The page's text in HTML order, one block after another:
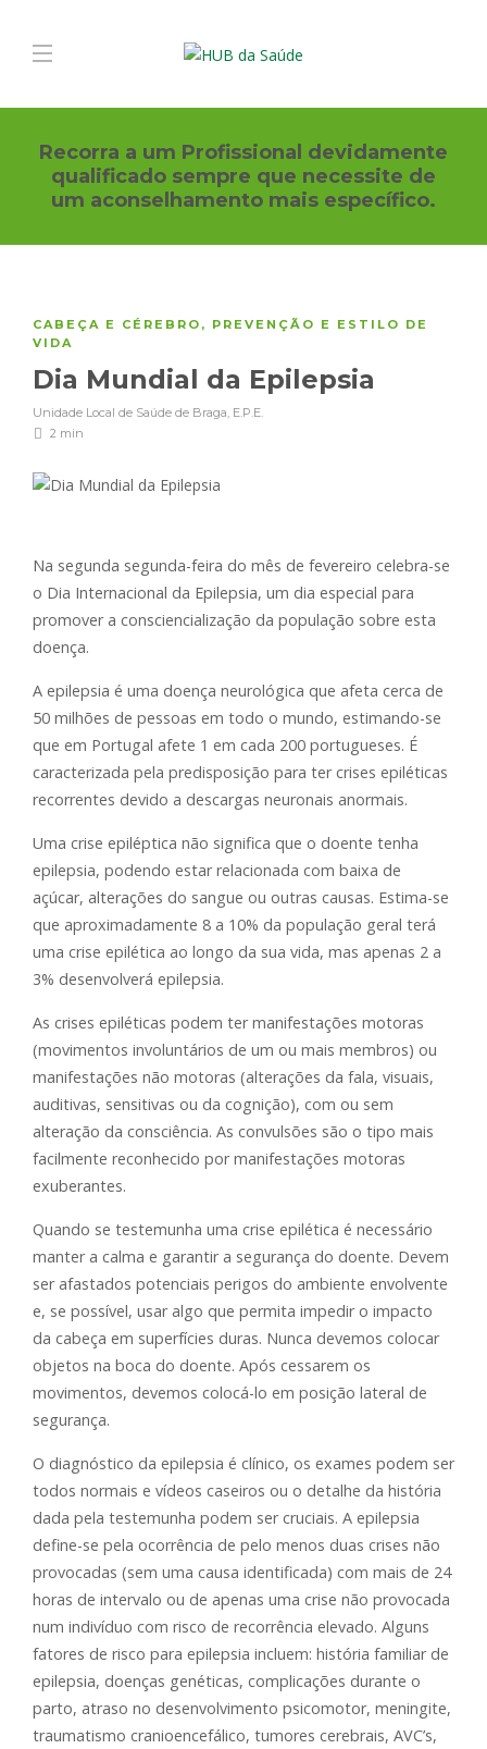
Recorra a um Profissional devidamente
qualificado sempre que necessite de
um aconselhamento mais específico.
CABEÇA E CÉREBRO , PREVENÇÃO E ESTILO DE
VIDA
Dia Mundial da Epilepsia
Unidade Local de Saúde de Braga, E.P.E.
2 min
Na segunda segunda-feira do mês de fevereiro celebra-se
o Dia Internacional da Epilepsia, um dia especial para
promover a consciencialização da população sobre esta
doença.
A epilepsia é uma doença neurológica que afeta cerca de
50 milhões de pessoas em todo o mundo, estimando-se
que em Portugal afete 1 em cada 200 portugueses. É
caracterizada pela predisposição para ter crises epiléticas
recorrentes devido a descargas neuronais anormais.
Uma crise epiléptica não significa que o doente tenha
epilepsia, podendo estar relacionada com baixa de
açúcar, alterações do sangue ou outras causas. Estima-se
que aproximadamente 8 a 10% da população geral terá
uma crise epilética ao longo da sua vida, mas apenas 2 a
3% desenvolverá epilepsia.
As crises epiléticas podem ter manifestações motoras
(movimentos involuntários de um ou mais membros) ou
manifestações não motoras (alterações da fala, visuais,
auditivas, sensitivas ou da cognição), com ou sem
alteração da consciência. As convulsões são o tipo mais
facilmente reconhecido por manifestações motoras
exuberantes.
Quando se testemunha uma crise epilética é necessário
manter a calma e garantir a segurança do doente. Devem
ser afastados potenciais perigos do ambiente envolvente
e, se possível, usar algo que permita impedir o impacto
da cabeça em superfícies duras. Nunca devemos colocar
objetos na boca do doente. Após cessarem os
movimentos, devemos colocá-lo em posição lateral de
segurança.
O diagnóstico da epilepsia é clínico, os exames podem ser
todos normais e vídeos caseiros ou o detalhe da história
dada pela testemunha podem ser cruciais. A epilepsia
define-se pela ocorrência de pelo menos duas crises não
provocadas (sem uma causa identificada) com mais de 24
horas de intervalo ou de apenas uma crise não provocada
num indivíduo com risco de recorrência elevado. Alguns
fatores de risco para epilepsia incluem: história familiar de
epilepsia, doenças genéticas, complicações durante o
parto, atraso no desenvolvimento psicomotor, meningite,
traumatismo cranioencefálico, tumores cerebrais, AVC’s,